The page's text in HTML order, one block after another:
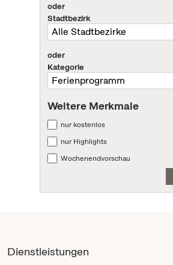
oder
Stadtbezirk
oder
Kategorie
Weitere Merkmale
nur kostenlos
nur Highlights
Wochenendvorschau
Dienstleistungen